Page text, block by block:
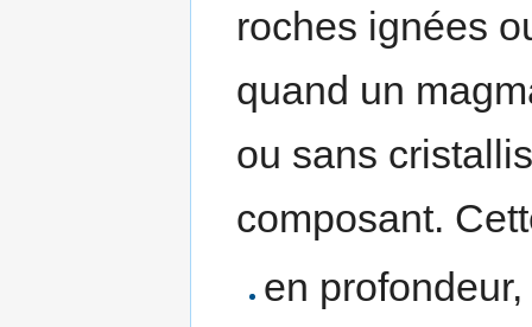
roches ignées
quand un
ou sans
composant.
en